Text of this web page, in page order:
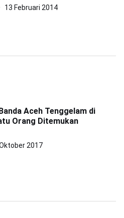
13 Februari 2014
Aceh Tenggelam di
Orang Ditemukan
2017